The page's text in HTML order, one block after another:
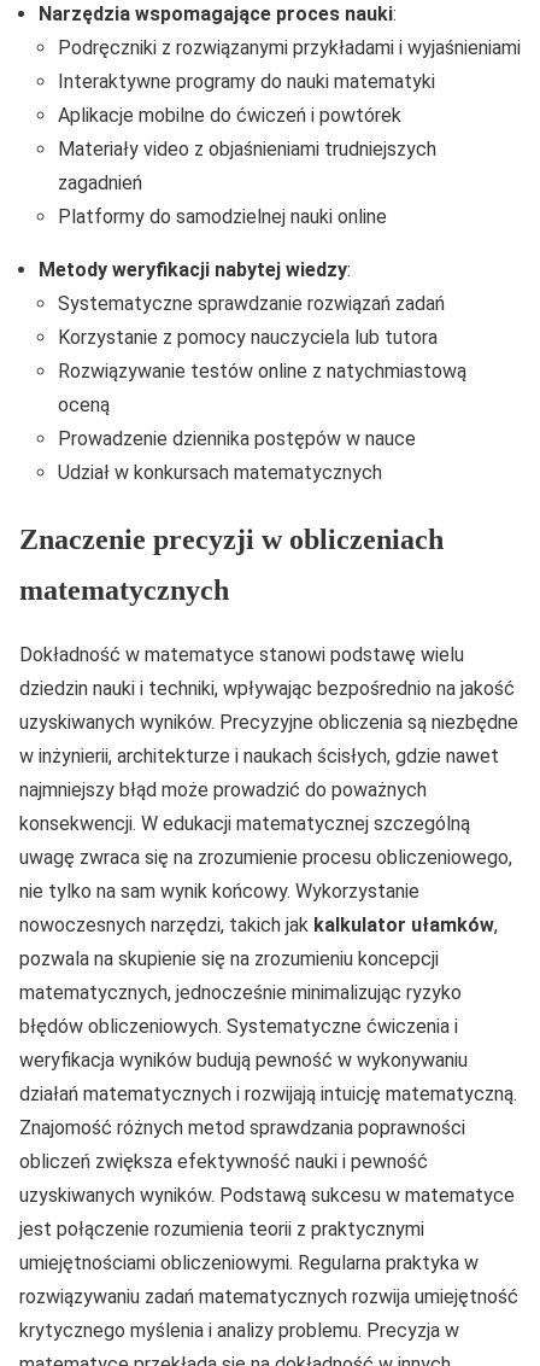
Narzędzia wspomagające proces nauki:
Podręczniki z rozwiązanymi przykładami i wyjaśnieniami
Interaktywne programy do nauki matematyki
Aplikacje mobilne do ćwiczeń i powtórek
Materiały video z objaśnieniami trudniejszych
zagadnień
Platformy do samodzielnej nauki online
Metody weryfikacji nabytej wiedzy:
Systematyczne sprawdzanie rozwiązań zadań
Korzystanie z pomocy nauczyciela lub tutora
Rozwiązywanie testów online z natychmiastową
oceną
Prowadzenie dziennika postępów w nauce
Udział w konkursach matematycznych
Znaczenie precyzji w obliczeniach
matematycznych
Dokładność w matematyce stanowi podstawę wielu
dziedzin nauki i techniki, wpływając bezpośrednio na jakość
uzyskiwanych wyników. Precyzyjne obliczenia są niezbędne
w inżynierii, architekturze i naukach ścisłych, gdzie nawet
najmniejszy błąd może prowadzić do poważnych
konsekwencji. W edukacji matematycznej szczególną
uwagę zwraca się na zrozumienie procesu obliczeniowego,
nie tylko na sam wynik końcowy. Wykorzystanie
nowoczesnych narzędzi, takich jak kalkulator ułamków,
pozwala na skupienie się na zrozumieniu koncepcji
matematycznych, jednocześnie minimalizując ryzyko
błędów obliczeniowych. Systematyczne ćwiczenia i
weryfikacja wyników budują pewność w wykonywaniu
działań matematycznych i rozwijają intuicję matematyczną.
Znajomość różnych metod sprawdzania poprawności
obliczeń zwiększa efektywność nauki i pewność
uzyskiwanych wyników. Podstawą sukcesu w matematyce
jest połączenie rozumienia teorii z praktycznymi
umiejętnościami obliczeniowymi. Regularna praktyka w
rozwiązywaniu zadań matematycznych rozwija umiejętność
krytycznego myślenia i analizy problemu. Precyzja w